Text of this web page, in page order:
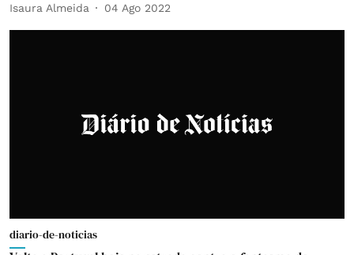
Isaura Almeida 04 Ago 2022
diario-de-noticias